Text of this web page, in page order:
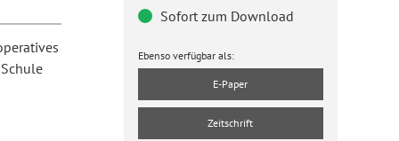
Sofort zum Download
Ebenso verfügbar als:
E-Paper
Zeitschrift